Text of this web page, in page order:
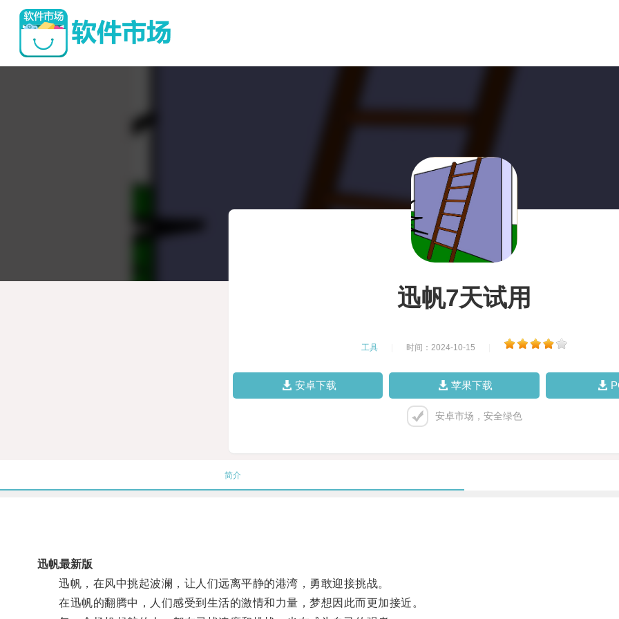
迅帆7天试用
工具 时间：2024-10-15
安卓下载 苹果下载
安卓市场，安全绿色
简介
迅帆最新版
迅帆，在风中挑起波澜，让人们远离平静的港湾，勇敢迎接挑战。
在迅帆的翻腾中，人们感受到生活的激情和力量，梦想因此而更加接近。